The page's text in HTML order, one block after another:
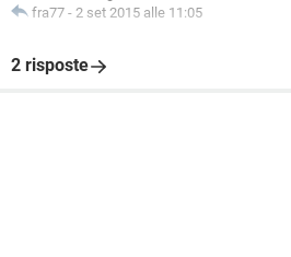
fra77 - 2 set 2015 alle 11:05
2 risposte